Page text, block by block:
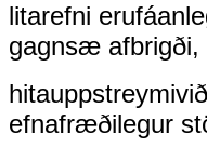
litarefni eru
gagnsæ afbrigði,
hitauppstreymi
efnafræðilegur